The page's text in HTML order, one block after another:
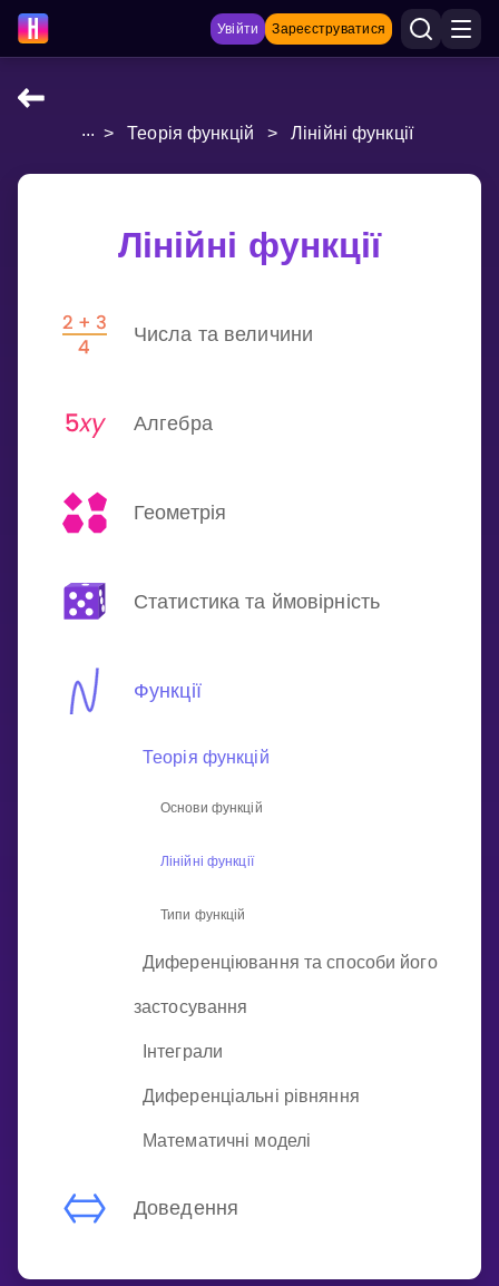
Увійти Зареєструватися
НАВЧАЛЬНІ МАТЕРІАЛИ
Multiplication Master
Показати більше
Invite a Friend
Увійти
... > Теорія функцій > Лінійні функції
Лінійні функції
Числа та величини
Алгебра
Геометрія
Статистика та ймовірність
Функції
Теорія функцій
Основи функцій
Лінійні функції
Типи функцій
Диференціювання та способи його
застосування
Інтеграли
Диференціальні рівняння
Математичні моделі
Доведення